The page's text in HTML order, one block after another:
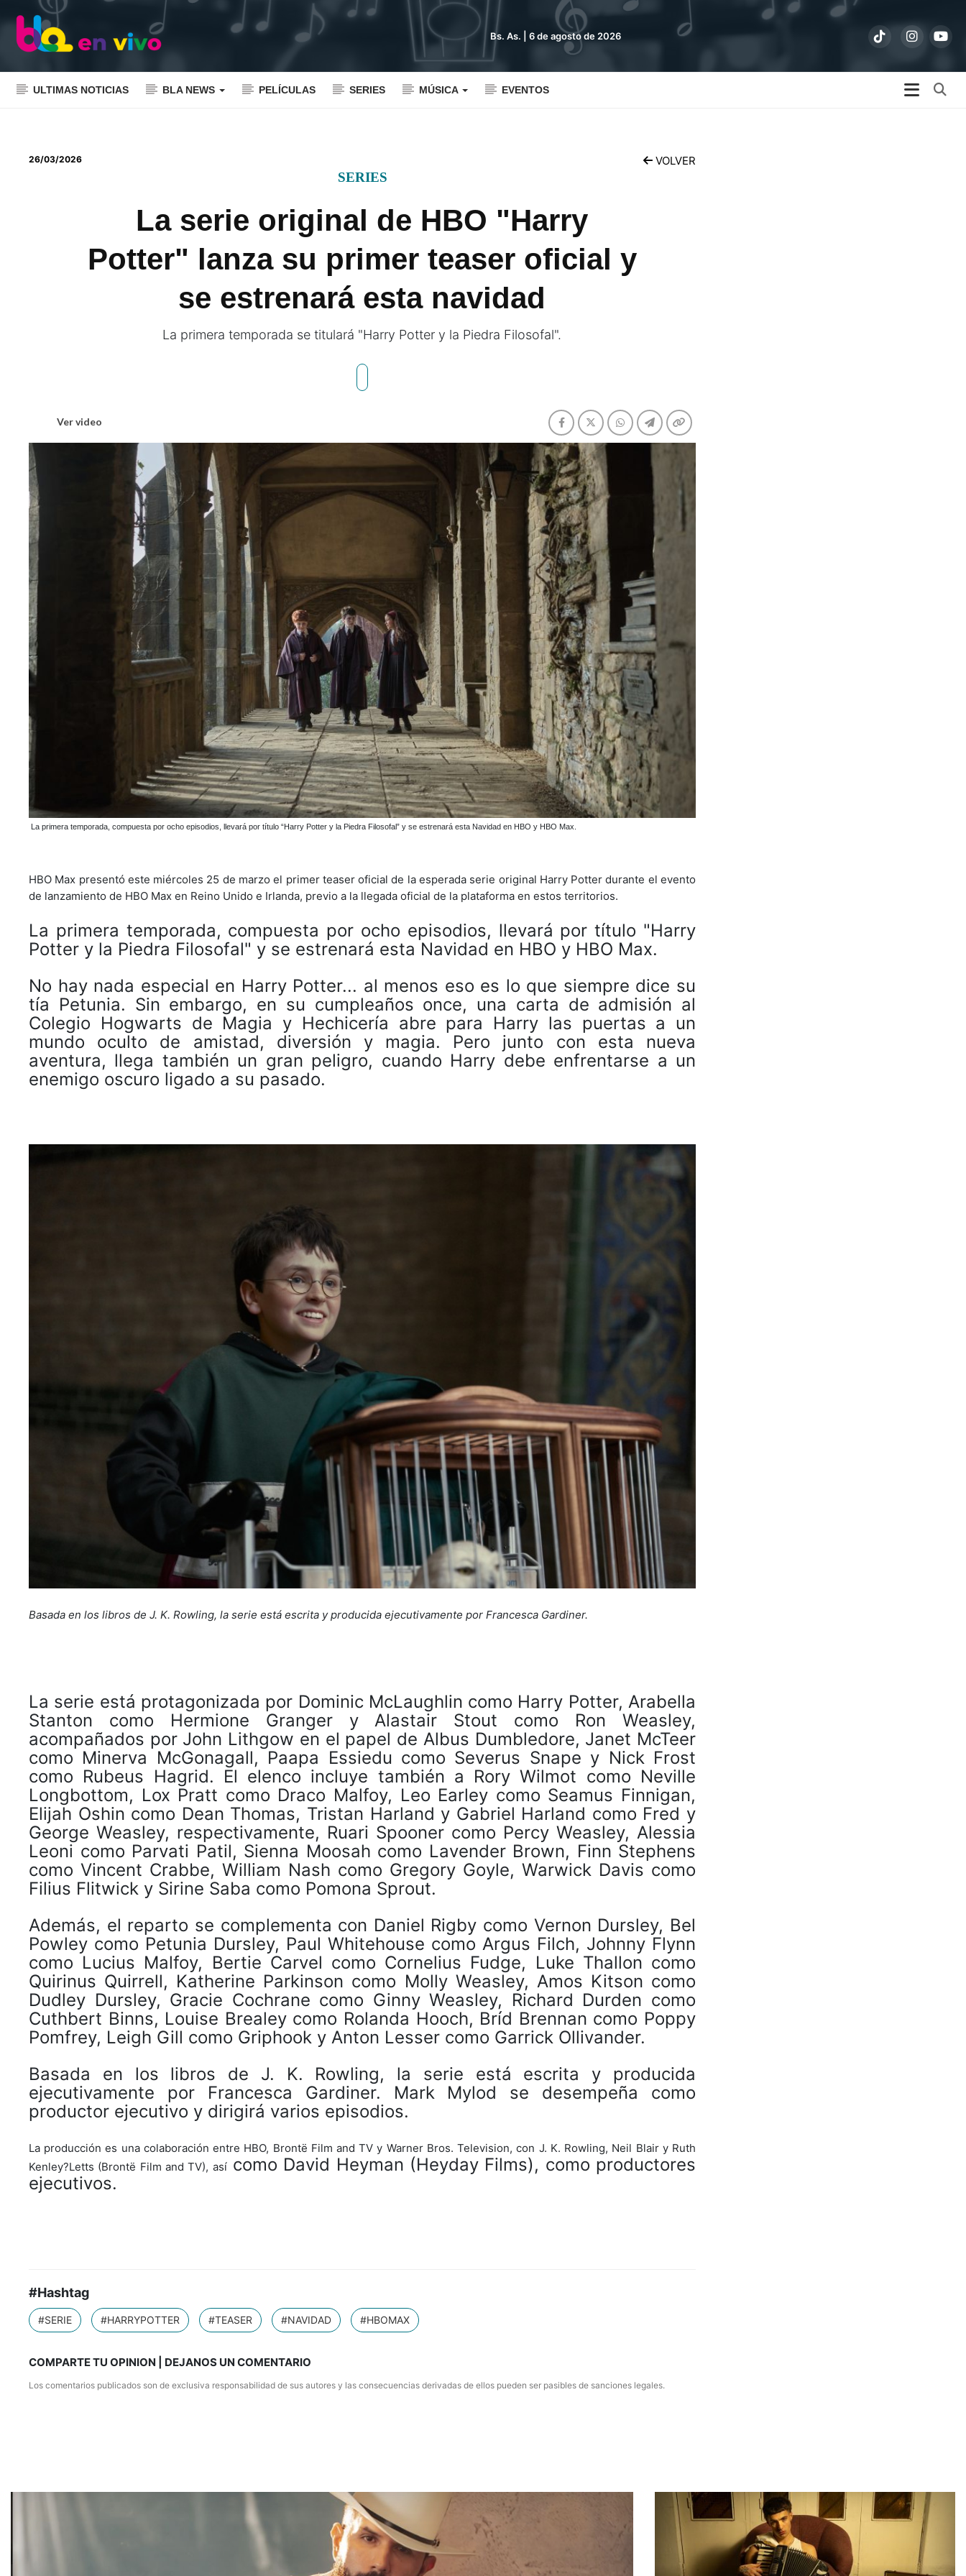
Bs. As. | 6 de agosto de 2026
ULTIMAS NOTICIAS BLA NEWS PELÍCULAS SERIES MÚSICA EVENTOS
26/03/2026 VOLVER
SERIES
La serie original de HBO "Harry
Potter" lanza su primer teaser oficial y
se estrenará esta navidad
La primera temporada se titulará "Harry Potter y la Piedra Filosofal".
Ver video
La primera temporada, compuesta por ocho episodios, llevará por título “Harry Potter y la Piedra Filosofal” y se estrenará esta Navidad en HBO y HBO Max.
HBO Max presentó este miércoles 25 de marzo el primer teaser oficial de la esperada serie original Harry Potter durante el evento
de lanzamiento de HBO Max en Reino Unido e Irlanda, previo a la llegada oficial de la plataforma en estos territorios.
La primera temporada, compuesta por ocho episodios, llevará por título "Harry
Potter y la Piedra Filosofal" y se estrenará esta Navidad en HBO y HBO Max.
No hay nada especial en Harry Potter... al menos eso es lo que siempre dice su
tía Petunia. Sin embargo, en su cumpleaños once, una carta de admisión al
Colegio Hogwarts de Magia y Hechicería abre para Harry las puertas a un
mundo oculto de amistad, diversión y magia. Pero junto con esta nueva
aventura, llega también un gran peligro, cuando Harry debe enfrentarse a un
enemigo oscuro ligado a su pasado.
Basada en los libros de J. K. Rowling, la serie está escrita y producida ejecutivamente por Francesca Gardiner.
La serie está protagonizada por Dominic McLaughlin como Harry Potter, Arabella
Stanton como Hermione Granger y Alastair Stout como Ron Weasley,
acompañados por John Lithgow en el papel de Albus Dumbledore, Janet McTeer
como Minerva McGonagall, Paapa Essiedu como Severus Snape y Nick Frost
como Rubeus Hagrid. El elenco incluye también a Rory Wilmot como Neville
Longbottom, Lox Pratt como Draco Malfoy, Leo Earley como Seamus Finnigan,
Elijah Oshin como Dean Thomas, Tristan Harland y Gabriel Harland como Fred y
George Weasley, respectivamente, Ruari Spooner como Percy Weasley, Alessia
Leoni como Parvati Patil, Sienna Moosah como Lavender Brown, Finn Stephens
como Vincent Crabbe, William Nash como Gregory Goyle, Warwick Davis como
Filius Flitwick y Sirine Saba como Pomona Sprout.
Además, el reparto se complementa con Daniel Rigby como Vernon Dursley, Bel
Powley como Petunia Dursley, Paul Whitehouse como Argus Filch, Johnny Flynn
como Lucius Malfoy, Bertie Carvel como Cornelius Fudge, Luke Thallon como
Quirinus Quirrell, Katherine Parkinson como Molly Weasley, Amos Kitson como
Dudley Dursley, Gracie Cochrane como Ginny Weasley, Richard Durden como
Cuthbert Binns, Louise Brealey como Rolanda Hooch, Bríd Brennan como Poppy
Pomfrey, Leigh Gill como Griphook y Anton Lesser como Garrick Ollivander.
Basada en los libros de J. K. Rowling, la serie está escrita y producida
ejecutivamente por Francesca Gardiner. Mark Mylod se desempeña como
productor ejecutivo y dirigirá varios episodios.
La producción es una colaboración entre HBO, Brontë Film and TV y Warner Bros. Television, con J. K. Rowling, Neil Blair y Ruth
Kenley?Letts (Brontë Film and TV), asícomo David Heyman (Heyday Films), como productores
ejecutivos.
#Hashtag
#SERIE #HARRYPOTTER #TEASER #NAVIDAD #HBOMAX
COMPARTE TU OPINION | DEJANOS UN COMENTARIO
Los comentarios publicados son de exclusiva responsabilidad de sus autores y las consecuencias derivadas de ellos pueden ser pasibles de sanciones legales.